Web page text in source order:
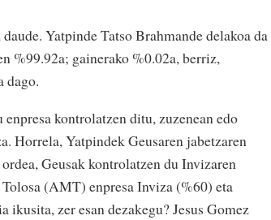
Yatpinde Tatso Brahmande delakoa da
%99.92a; gainerako %0.02a, berriz,
dago.
kontrolatzen ditu, zuzenean edo
Horrela, Yatpindek Geusaren jabetzaren
Geusak kontrolatzen du Invizaren
(AMT) enpresa Inviza (%60) eta
zer esan dezakegu? Jesus Gomez